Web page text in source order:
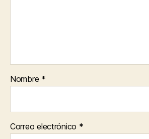
Nombre *
Correo electrónico *